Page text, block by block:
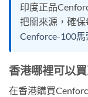
印度正品
把關來源，確保
Cenforce-100
香港哪裡可以
在香港購買